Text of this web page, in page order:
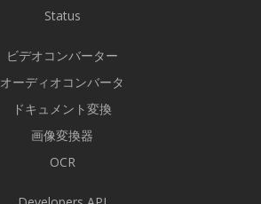
Status
ビデオコンバーター
オーディオコンバータ
ドキュメント変換
画像変換器
OCR